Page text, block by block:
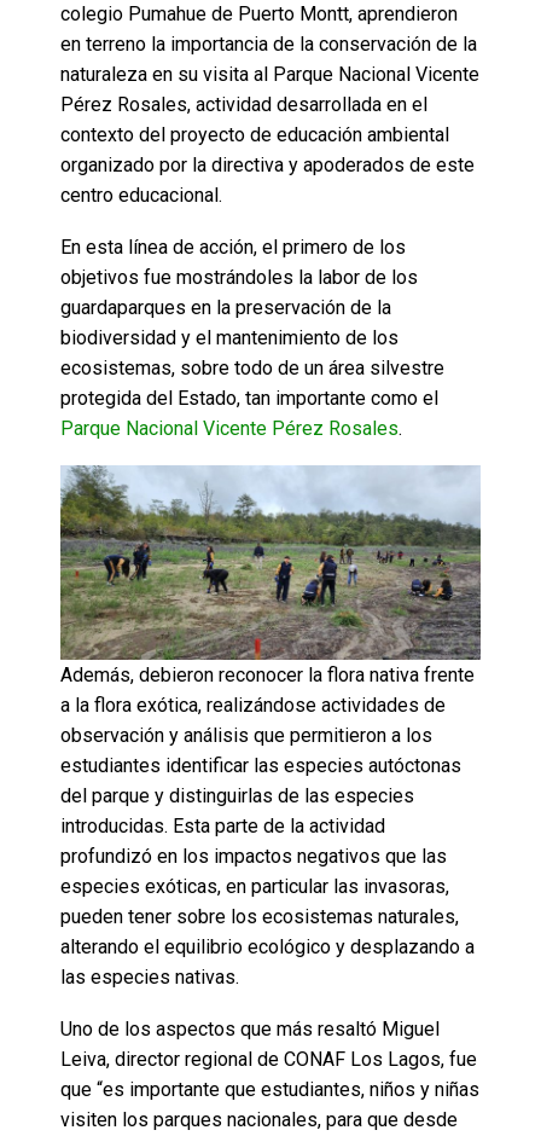
colegio Pumahue de Puerto Montt, aprendieron
en terreno la importancia de la conservación de la
naturaleza en su visita al Parque Nacional Vicente
Pérez Rosales, actividad desarrollada en el
contexto del proyecto de educación ambiental
organizado por la directiva y apoderados de este
centro educacional.
En esta línea de acción, el primero de los
objetivos fue mostrándoles la labor de los
guardaparques en la preservación de la
biodiversidad y el mantenimiento de los
ecosistemas, sobre todo de un área silvestre
protegida del Estado, tan importante como el
Parque Nacional Vicente Pérez Rosales.
Además, debieron reconocer la flora nativa frente
a la flora exótica, realizándose actividades de
observación y análisis que permitieron a los
estudiantes identificar las especies autóctonas
del parque y distinguirlas de las especies
introducidas. Esta parte de la actividad
profundizó en los impactos negativos que las
especies exóticas, en particular las invasoras,
pueden tener sobre los ecosistemas naturales,
alterando el equilibrio ecológico y desplazando a
las especies nativas.
Uno de los aspectos que más resaltó Miguel
Leiva, director regional de CONAF Los Lagos, fue
que “es importante que estudiantes, niños y niñas
visiten los parques nacionales, para que desde